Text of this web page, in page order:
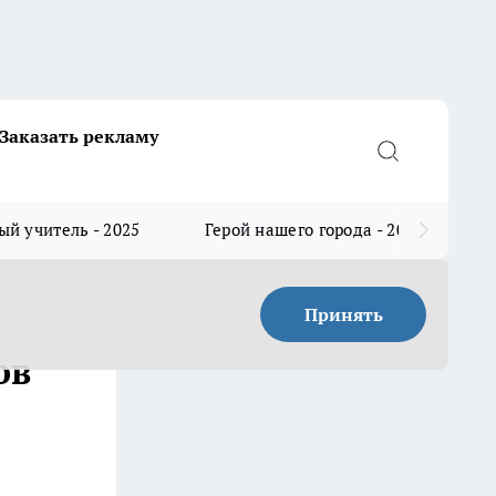
Заказать рекламу
учитель - 2025 Герой нашего города - 2025
Принять